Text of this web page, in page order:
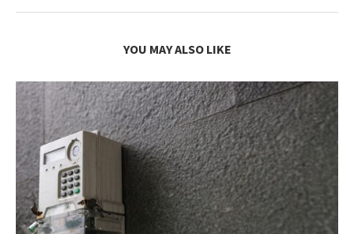
YOU MAY ALSO LIKE